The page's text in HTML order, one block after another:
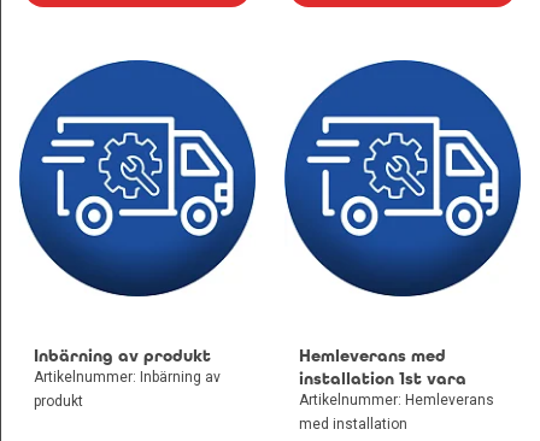
Inbärning av produkt
Artikelnummer: Inbärning av
produkt
Hemleverans med
installation 1st vara
Artikelnummer: Hemleverans
med installation